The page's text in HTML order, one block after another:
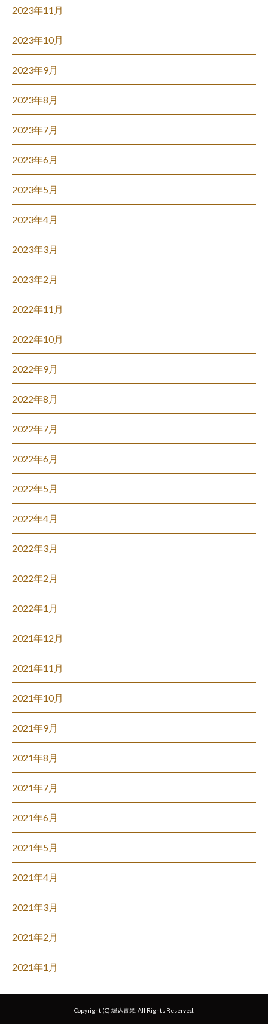
2023年11月
2023年10月
2023年9月
2023年8月
2023年7月
2023年6月
2023年5月
2023年4月
2023年3月
2023年2月
2022年11月
2022年10月
2022年9月
2022年8月
2022年7月
2022年6月
2022年5月
2022年4月
2022年3月
2022年2月
2022年1月
2021年12月
2021年11月
2021年10月
2021年9月
2021年8月
2021年7月
2021年6月
2021年5月
2021年4月
2021年3月
2021年2月
2021年1月
Copyright (C) 堀込青果. All Rights Reserved.